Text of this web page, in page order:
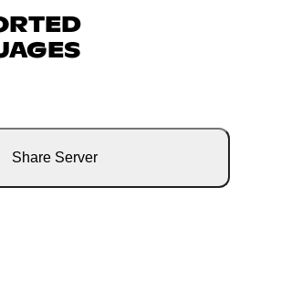
Share Server